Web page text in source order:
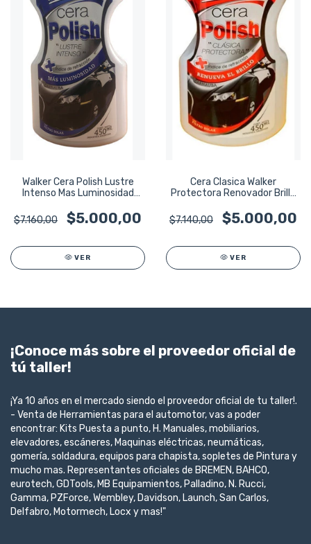
Walker Cera Polish Lustre
Intenso Mas Luminosidad
$7.160,00
$5.000,00
VER
Cera Clasica Walker
Protectora Renovador Brillo
$7.140,00
$5.000,00
VER
¡Conoce más sobre el proveedor oficial de
tú taller!
¡Ya 10 años en el mercado siendo el proveedor oficial de tu taller!.
- Venta de Herramientas para el automotor, vas a poder
encontrar: Kits Puesta a punto, H. Manuales, mobiliarios,
elevadores, escáneres, Maquinas eléctricas, neumáticas,
gomería, soldadura, equipos para chapista, sopletes de Pintura y
mucho mas. Representantes oficiales de BREMEN, BAHCO,
eurotech, GDTools, MB Equipamientos, Palladino, N. Rucci,
Gamma, PZForce, Wembley, Davidson, Launch, San Carlos,
Delfabro, Motormech, Locx y mas!"